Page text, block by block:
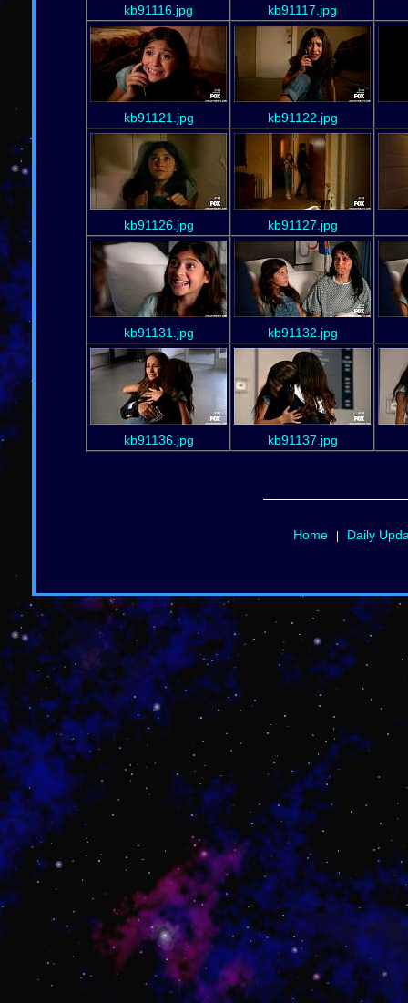
kb91116.jpg kb91117.jpg
kb91121.jpg kb91122.jpg
kb91126.jpg kb91127.jpg
kb91131.jpg kb91132.jpg
kb91136.jpg kb91137.jpg
Home| Daily